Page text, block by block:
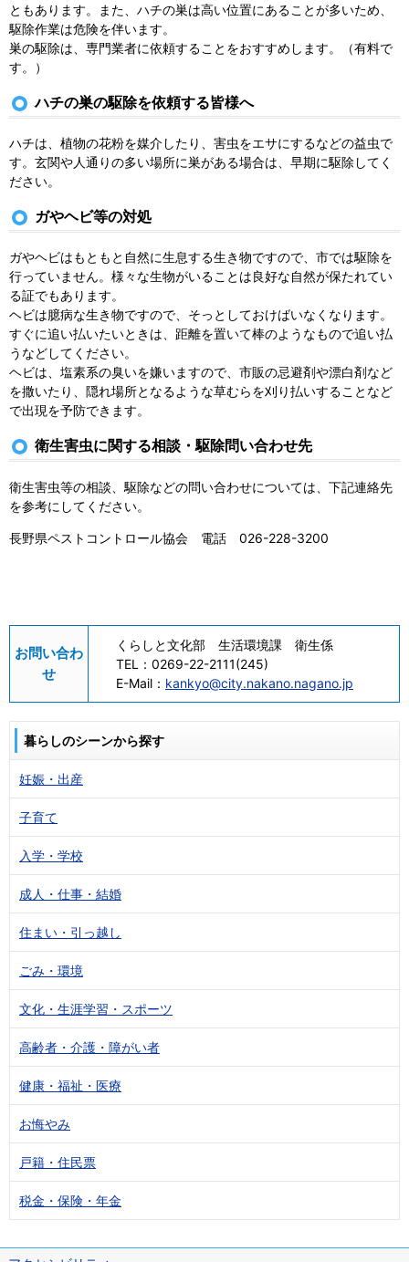
ともあります。また、ハチの巣は高い位置にあることが多いため、
駆除作業は危険を伴います。
巣の駆除は、専門業者に依頼することをおすすめします。（有料で
す。）
ハチの巣の駆除を依頼する皆様へ
ハチは、植物の花粉を媒介したり、害虫をエサにするなどの益虫で
す。玄関や人通りの多い場所に巣がある場合は、早期に駆除してく
ださい。
ガやヘビ等の対処
ガやヘビはもともと自然に生息する生き物ですので、市では駆除を
行っていません。様々な生物がいることは良好な自然が保たれてい
る証でもあります。
ヘビは臆病な生き物ですので、そっとしておけばいなくなります。
すぐに追い払いたいときは、距離を置いて棒のようなもので追い払
うなどしてください。
ヘビは、塩素系の臭いを嫌いますので、市販の忌避剤や漂白剤など
を撒いたり、隠れ場所となるような草むらを刈り払いすることなど
で出現を予防できます。
衛生害虫に関する相談・駆除問い合わせ先
衛生害虫等の相談、駆除などの問い合わせについては、下記連絡先
を参考にしてください。
長野県ペストコントロール協会 電話 026-228-3200
お問い合わ
せ
くらしと文化部 生活環境課 衛生係
TEL： 0269-22-2111(245)
E-Mail： kankyo@city.nakano.nagano.jp
暮らしのシーンから探す
妊娠・出産
子育て
入学・学校
成人・仕事・結婚
住まい・引っ越し
ごみ・環境
文化・生涯学習・スポーツ
高齢者・介護・障がい者
健康・福祉・医療
お悔やみ
戸籍・住民票
税金・保険・年金